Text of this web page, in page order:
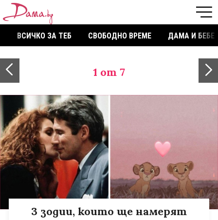
ВСИЧКО ЗА ТЕБ СВОБОДНО ВРЕМЕ ДАМА И БЕБЕ
1 от 7
3 зодии, които ще намерят